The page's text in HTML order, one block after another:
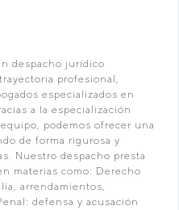
despacho jurídico
profesional,
especializados en
a la especialización
podemos ofrecer una
de forma rigurosa y
Nuestro despacho presta
materias como: Derecho
arrendamientos,
defensa y acusación